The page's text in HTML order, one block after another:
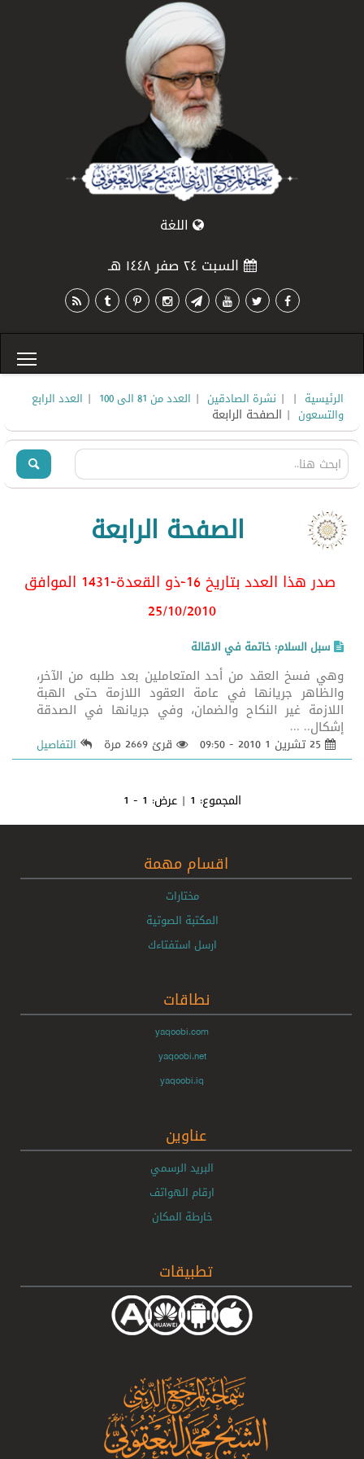
اللغة
السبت ٢٤ صفر ١٤٤٨ هـ
الرئيسية |
| نشرة الصادقين | العدد من 81 الى 100 | العدد الرابع
والتسعون | الصفحة الرابعة
الصفحة الرابعة
صدر هذا العدد بتاريخ 16-ذو القعدة-1431 الموافق
25/10/2010
سبل السلام: خاتمة في الاقالة
وهي فسخ العقد من أحد المتعاملين بعد طلبه من الآخر،
والظاهر جريانها في عامة العقود اللازمة حتى الهبة
اللازمة غير النكاح والضمان، وفي جريانها في الصدقة
إشكال.. ...
قرئ 2669 مرة التفاصيل
المجموع: 1 | عرض: 1 - 1
اقسام مهمة
مختارات
المكتبة الصوتية
ارسل استفتاءك
نطاقات
yaqoobi.com
yaqoobi.net
yaqoobi.iq
عناوين
البريد الرسمي
ارقام الهواتف
خارطة المكان
تطبيقات